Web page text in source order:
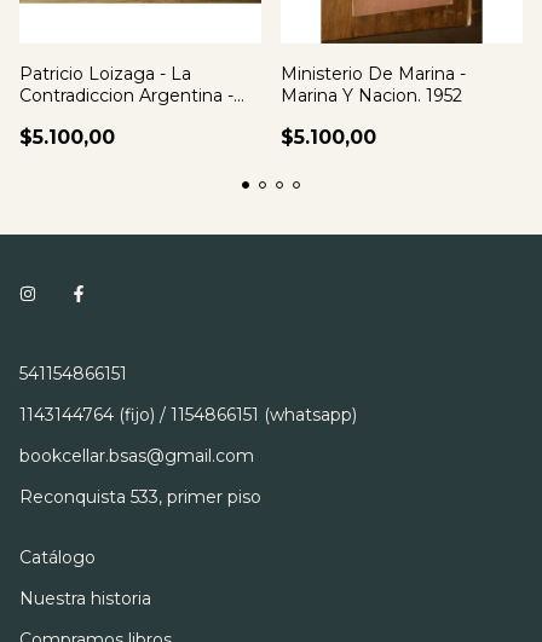
Patricio Loizaga - La
Contradiccion Argentina -
$5.100,00
Ministerio De Marina -
Marina Y Nacion. 1952
$5.100,00
541154866151
1143144764 (fijo) / 1154866151 (whatsapp)
bookcellar.bsas@gmail.com
Reconquista 533, primer piso
Catálogo
Nuestra historia